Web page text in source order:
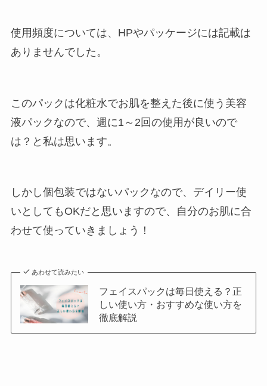
使用頻度については、HPやパッケージには記載は
ありませんでした。
このパックは化粧水でお肌を整えた後に使う美容
液パックなので、週に1～2回の使用が良いので
は？と私は思います。
しかし個包装ではないパックなので、デイリー使
いとしてもOKだと思いますので、自分のお肌に合
わせて使っていきましょう！
あわせて読みたい
フェイスパックは毎日使える？正
しい使い方・おすすめな使い方を
徹底解説